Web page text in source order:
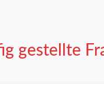
gestellte